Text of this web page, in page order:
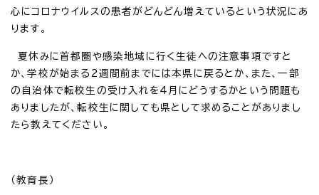
心にコロナウイルスの患者がどんどん増えているという状況にあ
ります。
夏休みに首都圏や感染地域に行く生徒への注意事項ですと
か、学校が始まる2週間前までには本県に戻るとか、また、一部
の自治体で転校生の受け入れを4月にどうするかという問題も
ありましたが、転校生に関しても県として求めることがありまし
たら教えてください。
（教育長）